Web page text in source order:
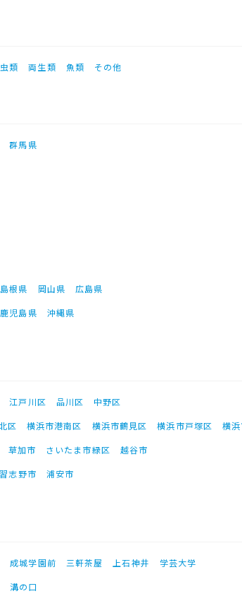
類 両生類 魚類 その他
群馬県
島根県 岡山県
広島県
鹿児島県 沖縄県
江戸川区 品川区
中野区
区 横浜市港南区 横浜市鶴見区 横浜市戸塚区
横
草加市 さいたま市緑区
越谷市
習志野市 浦安市
成城学園前 三軒茶屋 上石神井
学芸大学
溝の口